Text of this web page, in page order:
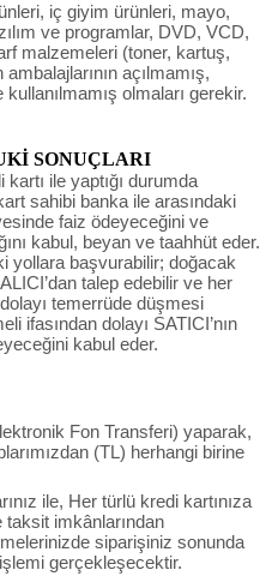
iç giyim ürünleri, mayo,
ve programlar, DVD, VCD,
malzemeleri (toner, kartuş,
açılmamış,
olmaları gerekir.
SONUÇLARI
ile yaptığı durumda
sahibi banka ile arasındaki
faiz ödeyeceğini ve
kabul, beyan ve taahhüt eder.
yollara başvurabilir; doğacak
talep edebilir ve her
temerrüde düşmesi
ifasından dolayı SATICI’nın
kabul eder.
Fon Transferi) yaparak,
(TL) herhangi birine
ile, Her türlü kredi kartınıza
imkânlarından
siparişiniz sonunda
gerçekleşecektir.